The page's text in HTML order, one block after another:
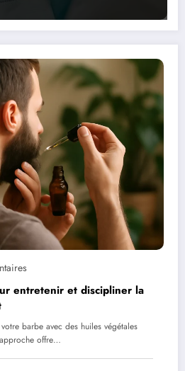
entretenir et discipliner la
barbe avec des huiles végétales
offre…